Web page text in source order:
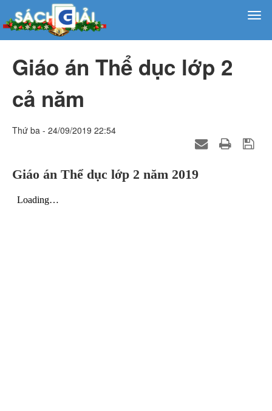
Giáo án Thể dục lớp 2
cả năm
Thứ ba - 24/09/2019 22:54
Giáo án Thể dục lớp 2 năm 2019